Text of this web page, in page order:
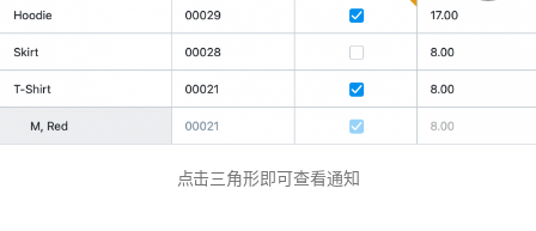
点击三角形即可查看通知